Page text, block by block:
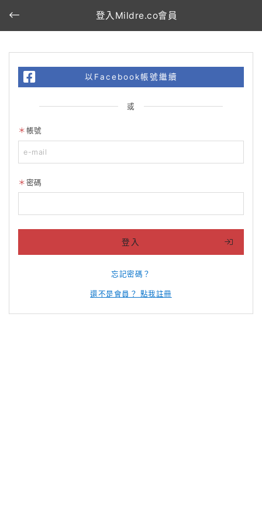
登入Mildre.co會員
以Facebook帳號繼續
或
帳號
密碼
登入
忘記密碼？
還不是會員？ 點我註冊